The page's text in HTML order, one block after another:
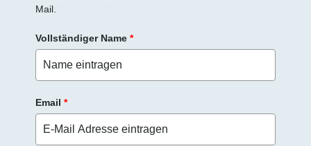
Mail.
Vollständiger Name *
Email *